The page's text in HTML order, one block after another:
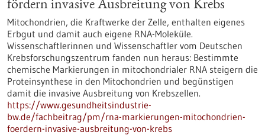
fördern invasive Ausbreitung von Krebs
Mitochondrien, die Kraftwerke der Zelle, enthalten eigenes
Erbgut und damit auch eigene RNA-Moleküle.
Wissenschaftlerinnen und Wissenschaftler vom Deutschen
Krebsforschungszentrum fanden nun heraus: Bestimmte
chemische Markierungen in mitochondrialer RNA steigern die
Proteinsynthese in den Mitochondrien und begünstigen
damit die invasive Ausbreitung von Krebszellen.
https://www.gesundheitsindustrie-
bw.de/fachbeitrag/pm/rna-markierungen-mitochondrien-
foerdern-invasive-ausbreitung-von-krebs